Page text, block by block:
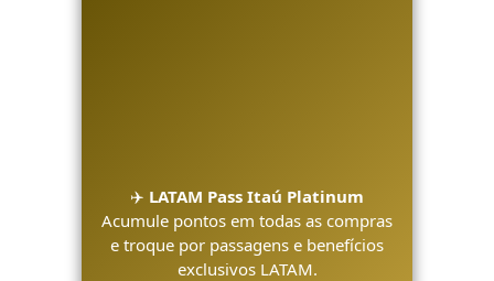
✈️ LATAM Pass Itaú Platinum
Acumule pontos em todas as compras
e troque por passagens e benefícios
exclusivos LATAM.